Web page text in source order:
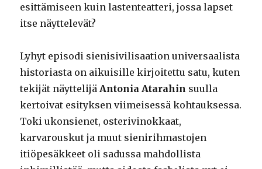
esittämiseen kuin lastenteatteri, jossa lapset
itse näyttelevät?
Lyhyt episodi sienisivilisaation universaalista
historiasta on aikuisille kirjoitettu satu, kuten
tekijät näyttelijäAntonia Atarahin suulla
kertoivat esityksen viimeisessä kohtauksessa.
Toki ukonsienet, osterivinokkaat,
karvarouskut ja muut sienirihmastojen
itiöpesäkkeet oli sadussa mahdollista